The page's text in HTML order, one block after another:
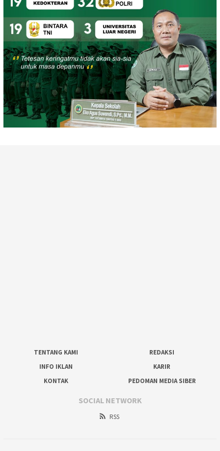
TENTANG KAMI
REDAKSI
INFO IKLAN
KARIR
KONTAK
PEDOMAN MEDIA SIBER
SOCIAL NETWORK
RSS